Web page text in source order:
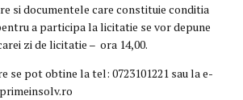
si documentele care constituie conditia
a participa la licitatie se vor depune
zi de licitatie – ora 14,00.
se pot obtine la tel: 0723101221 sau la e-